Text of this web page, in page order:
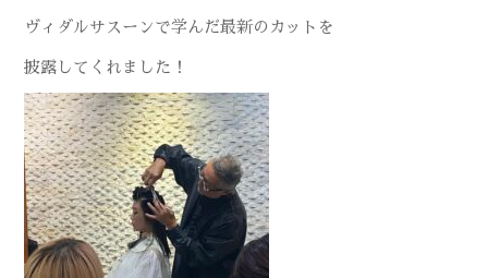
ヴィダルサスーンで学んだ最新のカットを
披露してくれました！